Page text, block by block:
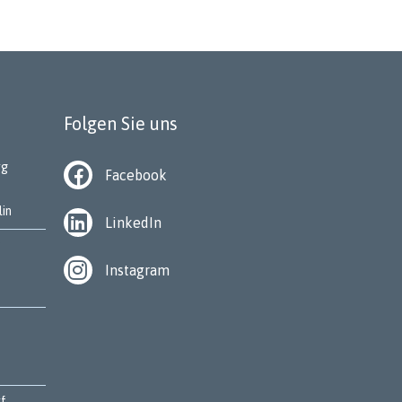
Folgen Sie uns
Facebook
LinkedIn
Instagram